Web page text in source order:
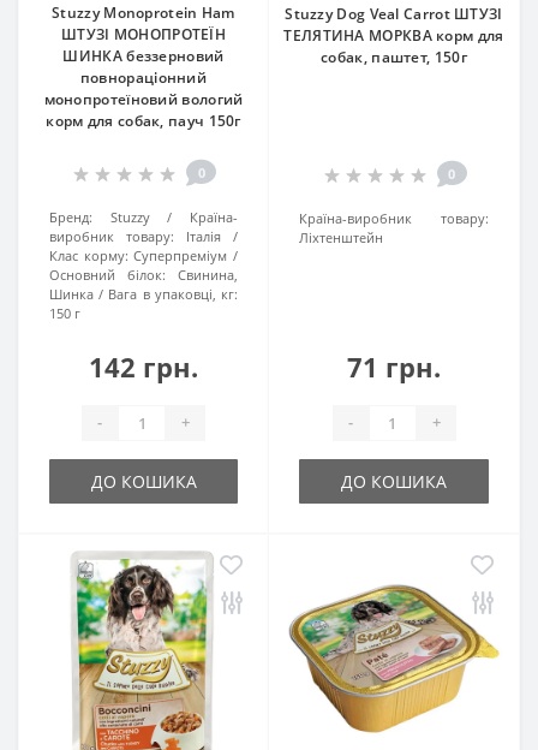
Stuzzy Monoprotein Ham
ШТУЗІ МОНОПРОТЕЇН
ШИНКА беззерновий
повнораціонний
монопротеїновий вологий
корм для собак, пауч 150г
0
Бренд: Stuzzy
Країна-
виробник товару:
Італія
Клас корму: Суперпреміум
Основний білок:
Свинина,
Шинка
Вага в упаковці, кг:
150 г
142 грн.
- +
ДО КОШИКА
Stuzzy Dog Veal Carrot ШТУЗІ
ТЕЛЯТИНА МОРКВА корм для
собак, паштет, 150г
0
Країна-виробник товару:
Ліхтенштейн
71 грн.
- +
ДО КОШИКА